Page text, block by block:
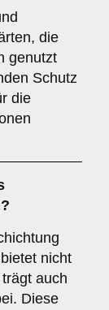
die
genutzt
Schutz
die
nicht
auch
Diese